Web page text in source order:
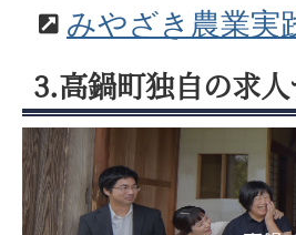
みやざき農業実
3.高鍋町独自の求